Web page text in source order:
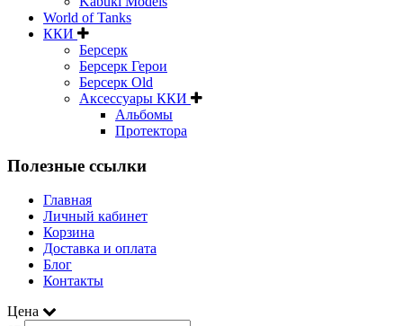
World of Tanks
ККИ
Берсерк
Берсерк Герои
Берсерк Old
Аксессуары ККИ
Альбомы
Протектора
Полезные ссылки
Главная
Личный кабинет
Корзина
Доставка и оплата
Блог
Контакты
Цена